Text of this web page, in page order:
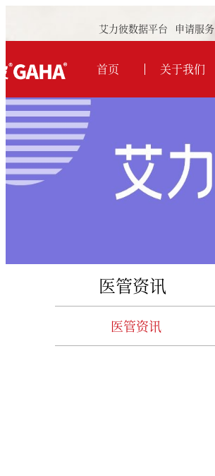
艾力彼数据平台 申请服务
首页 关于我们
医管资讯
医管资讯